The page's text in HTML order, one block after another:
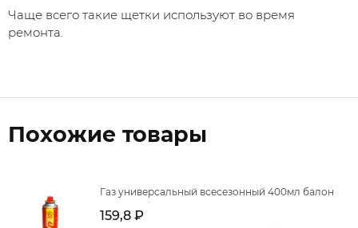
Чаще всего такие щетки используют во время
ремонта.
Похожие товары
Газ универсальный всесезонный 400мл балон
159,8 ₽